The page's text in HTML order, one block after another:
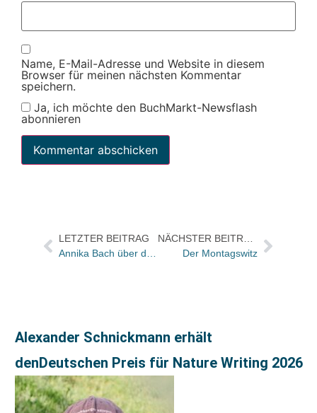
Name, E-Mail-Adresse und Website in diesem
Browser für meinen nächsten Kommentar
speichern.
Ja, ich möchte den BuchMarkt-Newsflash
abonnieren
LETZTER BEITRAG
Annika Bach über den Neustart von E.A. Seemann
NÄCHSTER BEITRAG
Der Montagswitz
Alexander Schnickmann erhält
denDeutschen Preis für Nature Writing 2026